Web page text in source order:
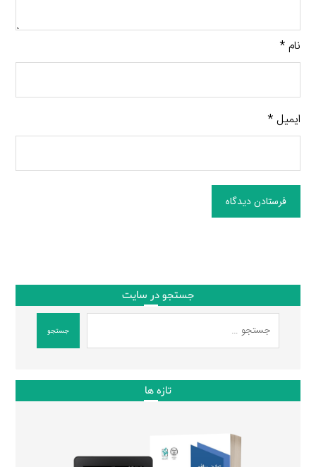
نام*
ایمیل*
فرستادن دیدگاه
جستجو در سایت
جستجو
تازه ها